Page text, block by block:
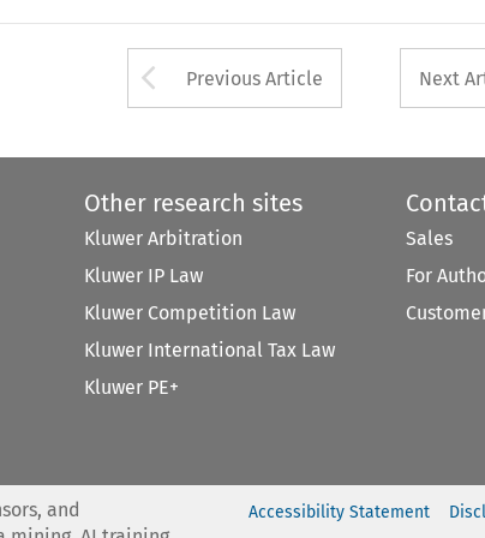
Arrow button used
Previous Article Next
Other research sites
Kluwer Arbitration
Kluwer IP Law
Kluwer Competition Law
Kluwer International Tax Law
Kluwer PE+
Sales
For
and
Accessibility Statement